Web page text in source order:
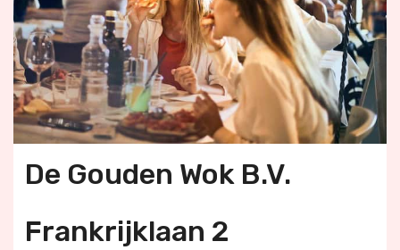
De Gouden Wok B.V.
Frankrijklaan 2